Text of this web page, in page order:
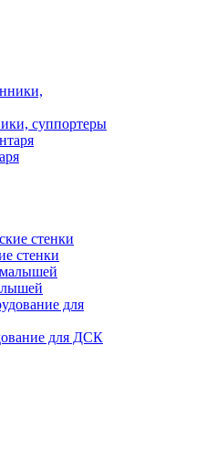
суппортеры
стенки
для ДСК